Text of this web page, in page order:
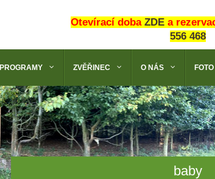
Otevírací doba ZDEa
556 468
PROGRAMY ZVĚŘINEC O NÁS FOTO
baby